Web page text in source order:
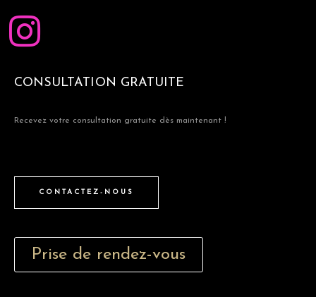
CONSULTATION GRATUITE
Recevez votre consultation gratuite dès maintenant !
CONTACTEZ-NOUS
Prise de rendez-vous